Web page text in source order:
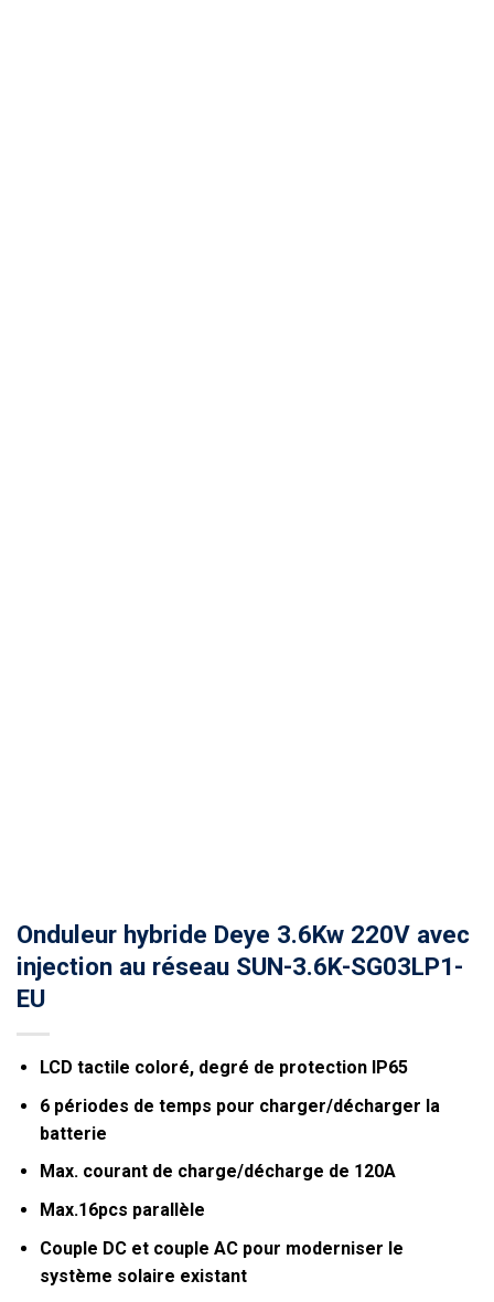
Onduleur hybride Deye 3.6Kw 220V avec
injection au réseau SUN-3.6K-SG03LP1-
EU
LCD tactile coloré, degré de protection IP65
6 périodes de temps pour charger/décharger la
batterie
Max. courant de charge/décharge de 120A
Max.16pcs parallèle
Couple DC et couple AC pour moderniser le
système solaire existant